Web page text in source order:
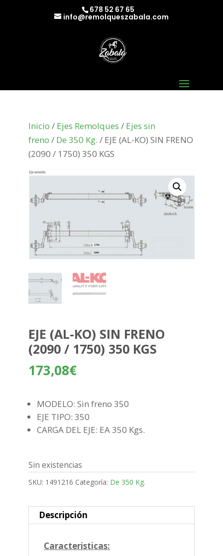
678 52 67 65
info@remolqueszabala.com
Inicio / Ejes Remolques / Ejes sin
freno / De 350 Kg. / EJE (AL-KO) SIN FRENO
(2090 / 1750) 350 KGS
EJE (AL-KO) SIN FRENO
(2090 / 1750) 350 KGS
173,08€
MODELO: Sin freno 350
EJE TIPO: 350
CARGA DEL EJE: EA 350 Kgs.
Sin existencias
SKU: 1491216 Categoría: De 350 Kg.
Descripción
Caracteristicas: